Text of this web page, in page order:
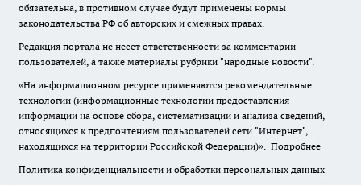
обязательна, в противном случае будут применены нормы
законодательства РФ об авторских и смежных правах.
Редакция портала не несет ответственности за комментарии
пользователей, а также материалы рубрики "народные новости".
«На информационном ресурсе применяются рекомендательные
технологии (информационные технологии предоставления
информации на основе сбора, систематизации и анализа сведений,
относящихся к предпочтениям пользователей сети "Интернет",
находящихся на территории Российской Федерации)». Подробнее
Политика конфиденциальности и обработки персональных данных